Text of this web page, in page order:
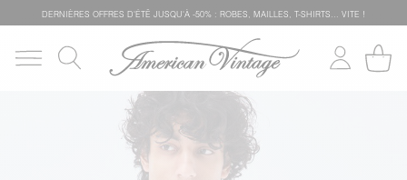
DERNIÈRES OFFRES D'ÉTÊ JUSQU'À -50% : ROBES, MAILLES, T-SHIRTS... VITE !